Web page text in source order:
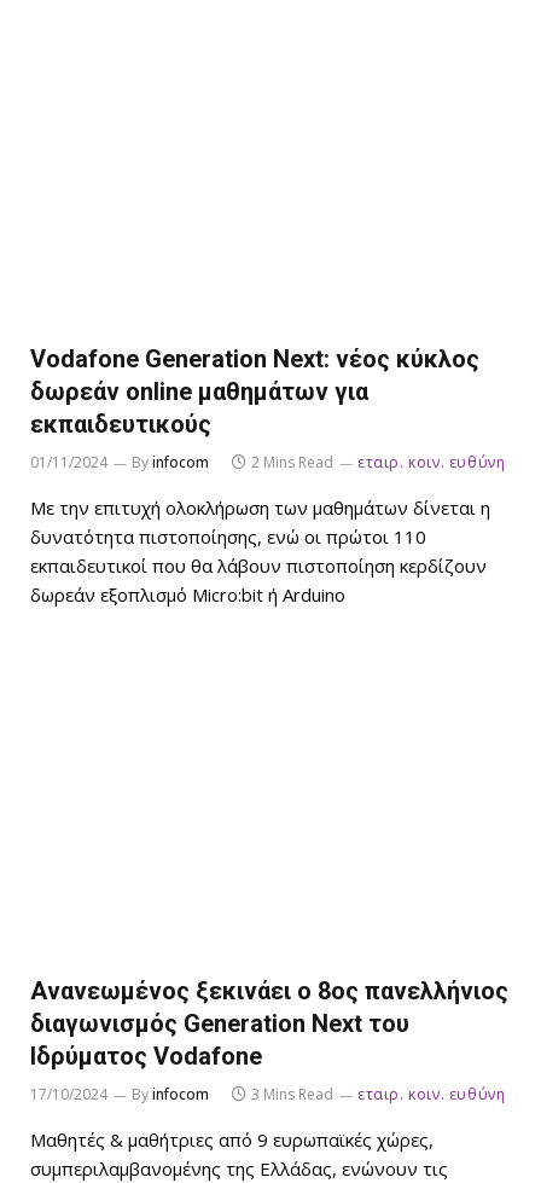
Vodafone Generation Next: νέος κύκλος
δωρεάν online μαθημάτων για
εκπαιδευτικούς
01/11/2024 Byinfocom 2 Mins Read εταιρ. κοιν. ευθύνη
Με την επιτυχή ολοκλήρωση των μαθημάτων δίνεται η
δυνατότητα πιστοποίησης, ενώ οι πρώτοι 110
εκπαιδευτικοί που θα λάβουν πιστοποίηση κερδίζουν
δωρεάν εξοπλισμό Micro:bit ή Arduino
Ανανεωμένος ξεκινάει ο 8ος πανελλήνιος
διαγωνισμός Generation Next του
Ιδρύματος Vodafone
17/10/2024 Byinfocom 3 Mins Read εταιρ. κοιν. ευθύνη
Μαθητές & μαθήτριες από 9 ευρωπαϊκές χώρες,
συμπεριλαμβανομένης της Ελλάδας, ενώνουν τις